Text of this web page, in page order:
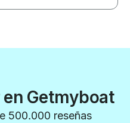
Getmyboat
500.000 reseñas